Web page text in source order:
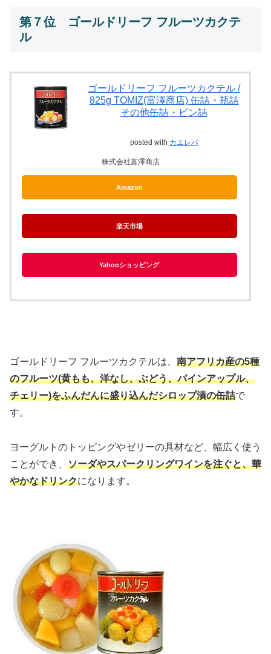
第７位 ゴールドリーフ フルーツカクテ
ル
ゴールドリーフ フルーツカクテル /
825g TOMIZ(富澤商店) 缶詰・瓶詰
その他缶詰・ビン詰
posted with カエレバ
株式会社富澤商店
Amazon
楽天市場
Yahooショッピング
ゴールドリーフ フルーツカクテルは、 南アフリカ産の5種
のフルーツ(黄もも、洋なし、ぶどう、パインアップル、
チェリー)をふんだんに盛り込んだシロップ漬の缶詰で
す。
ヨーグルトのトッピングやゼリーの具材など、幅広く使う
ことができ、 ソーダやスパークリングワインを注ぐと、華
やかなドリンクになります。